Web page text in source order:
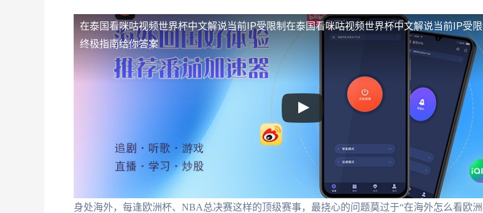
在泰国看咪咕视频世界杯中文解说当前IP受限制 在泰国看咪咕视频世界杯中文解说当前IP受
终极指南给你答案
身处海外，每逢欧洲杯、NBA总决赛这样的顶级赛事，最挠心的问题莫过于“在海外怎么看欧洲